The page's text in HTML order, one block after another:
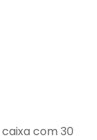
caixa com 30